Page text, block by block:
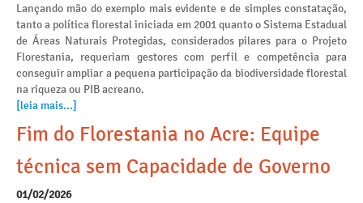
Lançando mão do exemplo mais evidente e de simples constatação,
tanto a política florestal iniciada em 2001 quanto o Sistema Estadual
de Áreas Naturais Protegidas, considerados pilares para o Projeto
Florestania, requeriam gestores com perfil e competência para
conseguir ampliar a pequena participação da biodiversidade florestal
na riqueza ou PIB acreano.
[leia mais...]
Fim do Florestania no Acre: Equipe
técnica sem Capacidade de Governo
01/02/2026